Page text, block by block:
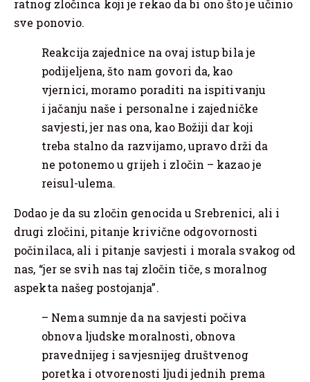
ratnog zločinca koji je rekao da bi ono što je učinio
sve ponovio.
Reakcija zajednice na ovaj istup bila je
podijeljena, što nam govori da, kao
vjernici, moramo poraditi na ispitivanju
i jačanju naše i personalne i zajedničke
savjesti, jer nas ona, kao Božiji dar koji
treba stalno da razvijamo, upravo drži da
ne potonemo u grijeh i zločin – kazao je
reisul-ulema.
Dodao je da su zločin genocida u Srebrenici, ali i
drugi zločini, pitanje krivične odgovornosti
počinilaca, ali i pitanje savjesti i morala svakog od
nas, “jer se svih nas taj zločin tiče, s moralnog
aspekta našeg postojanja”.
– Nema sumnje da na savjesti počiva
obnova ljudske moralnosti, obnova
pravednijeg i savjesnijeg društvenog
poretka i otvorenosti ljudi jednih prema